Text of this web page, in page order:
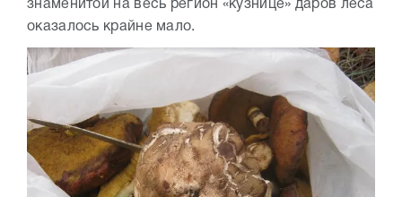
знаменитой на весь регион «кузнице» даров леса
оказалось крайне мало.